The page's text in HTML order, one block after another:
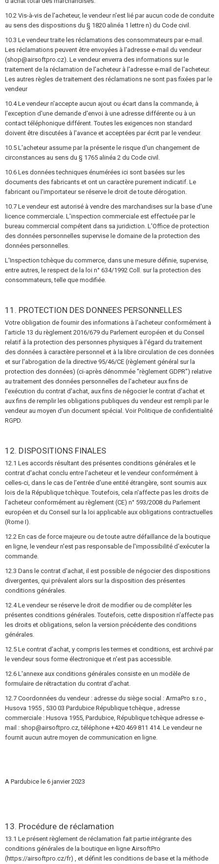
10.2 Vis-à-vis de l'acheteur, le vendeur n'est lié par aucun code de conduite
au sens des dispositions du § 1820 alinéa 1 lettre n) du Code civil.
10.3 Le vendeur traite les réclamations des consommateurs par e-mail.
Les réclamations peuvent être envoyées à l'adresse e-mail du vendeur
(shop@airsoftpro.cz). Le vendeur enverra des informations sur le
traitement de la réclamation de l'acheteur à l'adresse e-mail de l'acheteur.
Les autres règles de traitement des réclamations ne sont pas fixées par le
vendeur
10.4 Le vendeur n'accepte aucun ajout ou écart dans la commande, à
l'exception d'une demande d'envoi à une adresse différente ou à un
contact téléphonique différent. Toutes les exigences non standard
doivent être discutées à l'avance et acceptées par écrit par le vendeur.
10.5 L'acheteur assume par la présente le risque d'un changement de
circonstances au sens du § 1765 alinéa 2 du Code civil.
10.6 Les données techniques énumérées ici sont basées sur les
documents des fabricants et ont un caractère purement indicatif. Le
fabricant ou l'importateur se réserve le droit de toute dérogation.
10.7 Le vendeur est autorisé à vendre des marchandises sur la base d'une
licence commerciale. L'inspection commerciale est effectuée par le
bureau commercial compétent dans sa juridiction. L'Office de protection
des données personnelles supervise le domaine de la protection des
données personnelles.
L'Inspection tchèque du commerce, dans une mesure définie, supervise,
entre autres, le respect de la loi n° 634/1992 Coll. sur la protection des
consommateurs, telle que modifiée.
11. PROTECTION DES DONNEES PERSONNELLES
Votre obligation de fournir des informations à l'acheteur conformément à
l'article 13 du règlement 2016/679 du Parlement européen et du Conseil
relatif à la protection des personnes physiques à l'égard du traitement
des données à caractère personnel et à la libre circulation de ces données
et sur l'abrogation de la directive 95/46/CE (règlement général sur la
protection des données) (ci-après dénommée "règlement GDPR") relative
au traitement des données personnelles de l'acheteur aux fins de
l'exécution du contrat d'achat, aux fins de négocier le contrat d'achat et
aux fins de remplir les obligations publiques du vendeur est rempli par le
vendeur au moyen d'un document spécial. Voir Politique de confidentialité
RGPD.
12. DISPOSITIONS FINALES
12.1 Les accords résultant des présentes conditions générales et le
contrat d'achat conclu entre l'acheteur et le vendeur conformément à
celles-ci, dans le cas de l'entrée d'une entité étrangère, sont soumis aux
lois de la République tchèque. Toutefois, cela n'affecte pas les droits de
l'acheteur conformément au règlement (CE) n° 593/2008 du Parlement
européen et du Conseil sur la loi applicable aux obligations contractuelles
(Rome I).
12.2 En cas de force majeure ou de toute autre défaillance de la boutique
en ligne, le vendeur n'est pas responsable de l'impossibilité d'exécuter la
commande.
12.3 Dans le contrat d'achat, il est possible de négocier des dispositions
divergentes, qui prévalent alors sur la disposition des présentes
conditions générales.
12.4 Le vendeur se réserve le droit de modifier ou de compléter les
présentes conditions générales. Toutefois, cette disposition n'affecte pas
les droits et obligations, selon la version précédente des conditions
générales.
12.5 Le contrat d'achat, y compris les termes et conditions, est archivé par
le vendeur sous forme électronique et n'est pas accessible.
12.6 L'annexe aux conditions générales consiste en un modèle de
formulaire de rétractation du contrat d'achat.
12.7 Coordonnées du vendeur : adresse du siège social : ArmaPro s.r.o.,
Husova 1955 , 530 03 Pardubice République tchèque , adresse
commerciale : Husova 1955, Pardubice, République tchèque adresse e-
mail : shop@airsoftpro.cz, téléphone +420 469 811 414. Le vendeur ne
fournit aucun autre moyen de communication en ligne.
A Pardubice le 6 janvier 2023
13. Procédure de réclamation
13.1 Le présent règlement de réclamation fait partie intégrante des
conditions générales de la boutique en ligne AirsoftPro
(https://airsoftpro.cz/fr) , et définit les conditions de base et la méthode